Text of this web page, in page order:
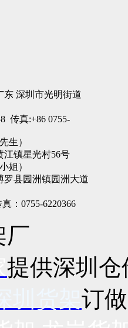
东 深圳市光明街道
传真:+86 0755-
生）
江镇星光村56号
姐）
罗县园洲镇园洲大道
：0755-6220366
厂
提供深圳
订